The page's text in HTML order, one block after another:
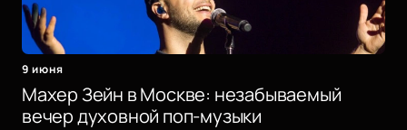
9 июня
Махер Зейн в Москве: незабываемый
вечер духовной поп-музыки